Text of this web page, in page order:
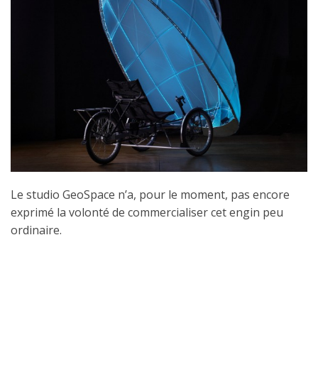
Le studio GeoSpace n’a, pour le moment, pas encore
exprimé la volonté de commercialiser cet engin peu
ordinaire.